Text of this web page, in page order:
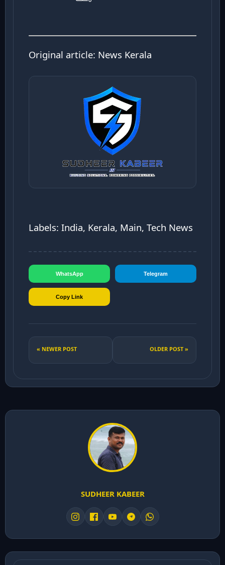
Original article: News Kerala
Labels: India, Kerala, Main, Tech News
WhatsApp Telegram
Copy Link
« NEWER POST OLDER POST »
SUDHEER KABEER